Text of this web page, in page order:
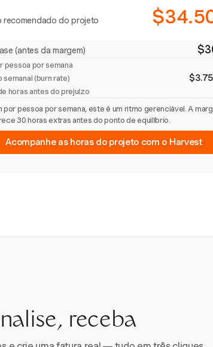
recomendado do projeto
(antes da margem)
pessoa por semana
semanal (burn rate)
horas antes do prejuízo
por pessoa por semana, este é um ritmo gerenciável. A
30 horas extras antes do ponto de equilíbrio.
Acompanhe as horas do projeto com o Harvest
receba